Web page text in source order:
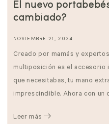
El nuevo
cambiado?
NOVIEMBRE 21, 2024
Creado por mamás y
multiposición es el accesorio
que necesitabas, tu mano
imprescindible. Ahora con un
Leer más